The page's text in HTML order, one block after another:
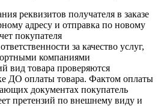
реквизитов получателя в заказе
адресу и отправка по новому
покупателя
за качество услуг,
компаниями
вид товара проверяются
ДО оплаты товара. Фактом оплаты
документах покупатель
претензий по внешнему виду и